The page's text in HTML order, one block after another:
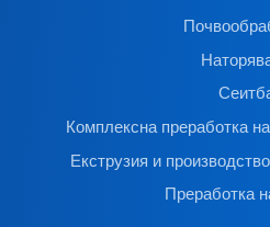
Комплексна преработка
Екструзия и
Преработка